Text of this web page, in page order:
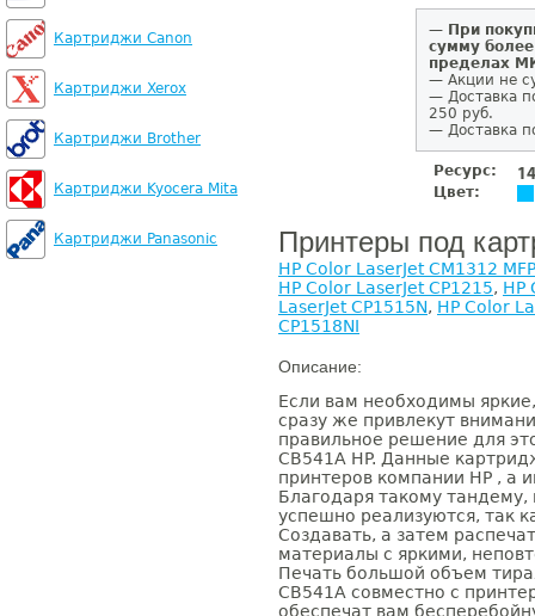
Картриджи Canon
Картриджи Xerox
Картриджи Brother
Картриджи Kyocera Mita
Картриджи Panasonic
— При
сумму
пределах
— Акции не
— Доставка
250 руб.
— Доставка
Ресурс:
Цвет:
Принтеры под
HP Color LaserJet CM1312 MFP
HP Color LaserJet CP1215, HP
LaserJet CP1515N, HP Color
CP1518NI
Описание:
Если вам необходимы
сразу же привлекут
правильное решение для
CB541A HP. Данные
принтеров компании НР , а
Благодаря такому
успешно реализуются, так
Создавать, а затем
материалы с яркими,
Печать большой объем
CB541A совместно с
обеспечат вам